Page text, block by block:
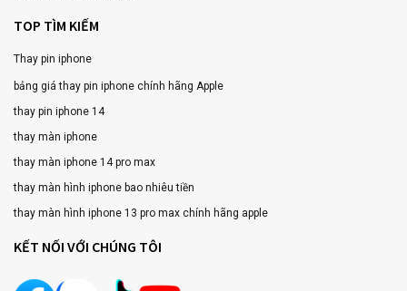
TOP TÌM KIẾM
Thay pin iphone
bảng giá thay pin iphone chính hãng Apple
thay pin iphone 14
thay màn iphone
thay màn iphone 14 pro max
thay màn hình iphone bao nhiêu tiền
thay màn hình iphone 13 pro max chính hãng apple
KẾT NỐI VỚI CHÚNG TÔI